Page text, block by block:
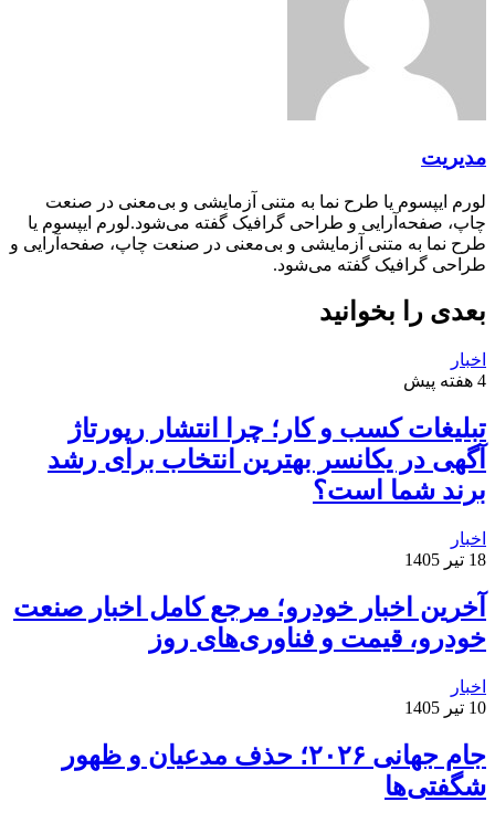
مدیریت
لورم ایپسوم یا طرح‌ نما به متنی آزمایشی و بی‌معنی در صنعت
چاپ، صفحه‌آرایی و طراحی گرافیک گفته می‌شود.لورم ایپسوم یا
طرح‌ نما به متنی آزمایشی و بی‌معنی در صنعت چاپ، صفحه‌آرایی و
طراحی گرافیک گفته می‌شود.
بعدی را بخوانید
اخبار
4 هفته پیش
تبلیغات کسب و کار؛ چرا انتشار رپورتاژ
آگهی در یکانسر بهترین انتخاب برای رشد
برند شما است؟
اخبار
18 تیر 1405
آخرین اخبار خودرو؛ مرجع کامل اخبار صنعت
خودرو، قیمت و فناوری‌های روز
اخبار
10 تیر 1405
جام جهانی ۲۰۲۶؛ حذف مدعیان و ظهور
شگفتی‌ها